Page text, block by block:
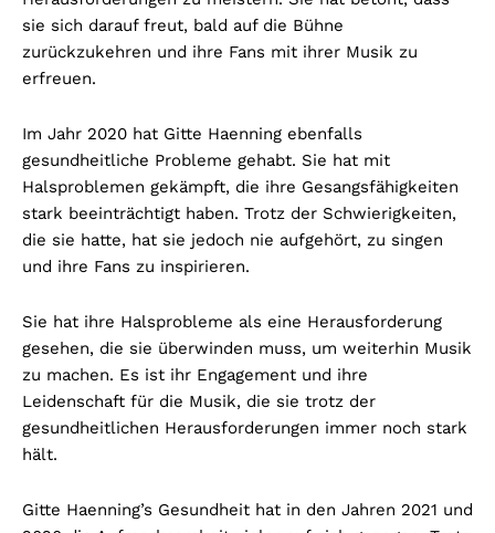
sie sich darauf freut, bald auf die Bühne
zurückzukehren und ihre Fans mit ihrer Musik zu
erfreuen.
Im Jahr 2020 hat Gitte Haenning ebenfalls
gesundheitliche Probleme gehabt. Sie hat mit
Halsproblemen gekämpft, die ihre Gesangsfähigkeiten
stark beeinträchtigt haben. Trotz der Schwierigkeiten,
die sie hatte, hat sie jedoch nie aufgehört, zu singen
und ihre Fans zu inspirieren.
Sie hat ihre Halsprobleme als eine Herausforderung
gesehen, die sie überwinden muss, um weiterhin Musik
zu machen. Es ist ihr Engagement und ihre
Leidenschaft für die Musik, die sie trotz der
gesundheitlichen Herausforderungen immer noch stark
hält.
Gitte Haenning’s Gesundheit hat in den Jahren 2021 und